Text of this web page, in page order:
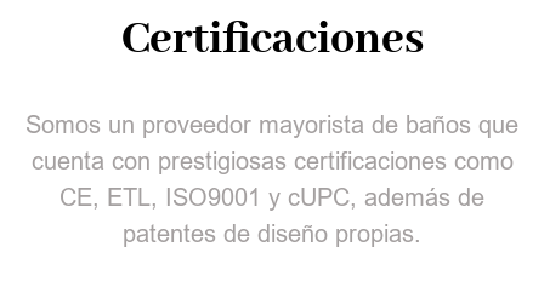
Certificaciones
Somos un proveedor mayorista de baños que
cuenta con prestigiosas certificaciones como
CE, ETL, ISO9001 y cUPC, además de
patentes de diseño propias.